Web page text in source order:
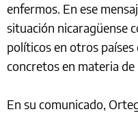
enfermos. En ese
situación nicaragüense
políticos en otros
concretos en materia de
En su comunicado,